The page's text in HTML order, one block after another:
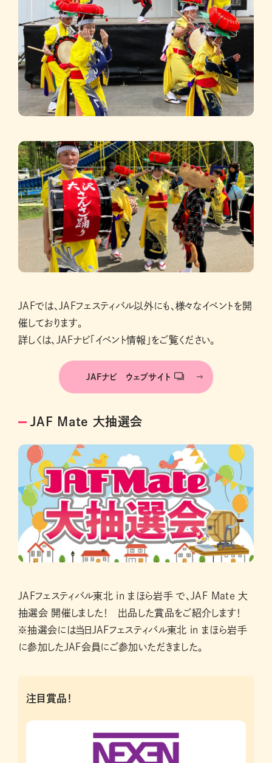
JAFでは、JAFフェスティバル以外にも、様々なイベントを開
催しております。
詳しくは、JAFナビ「イベント情報」をご覧ください。
JAFナビ ウェブサイト
JAF Mate 大抽選会
JAFフェスティバル東北 in まほら岩手 で、JAF Mate 大
抽選会 開催しました！ 出品した賞品をご紹介します！
※抽選会には当日JAFフェスティバル東北 in まほら岩手
に参加したJAF会員にご参加いただきました。
注目賞品！